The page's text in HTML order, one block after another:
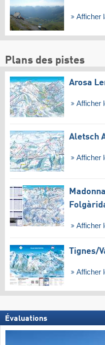
Afficher
Plans des pistes
Arosa
Afficher
Aletsch
Afficher
Afficher
Tignes/​
Afficher
Évaluations